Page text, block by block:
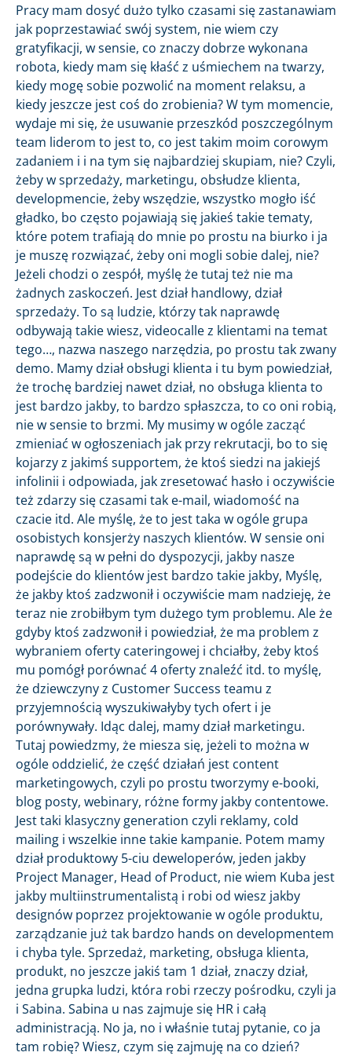
Pracy mam dosyć dużo tylko czasami się zastanawiam
jak poprzestawiać swój system, nie wiem czy
gratyfikacji, w sensie, co znaczy dobrze wykonana
robota, kiedy mam się kłaść z uśmiechem na twarzy,
kiedy mogę sobie pozwolić na moment relaksu, a
kiedy jeszcze jest coś do zrobienia? W tym momencie,
wydaje mi się, że usuwanie przeszkód poszczególnym
team liderom to jest to, co jest takim moim corowym
zadaniem i i na tym się najbardziej skupiam, nie? Czyli,
żeby w sprzedaży, marketingu, obsłudze klienta,
developmencie, żeby wszędzie, wszystko mogło iść
gładko, bo często pojawiają się jakieś takie tematy,
które potem trafiają do mnie po prostu na biurko i ja
je muszę rozwiązać, żeby oni mogli sobie dalej, nie?
Jeżeli chodzi o zespół, myślę że tutaj też nie ma
żadnych zaskoczeń. Jest dział handlowy, dział
sprzedaży. To są ludzie, którzy tak naprawdę
odbywają takie wiesz, videocalle z klientami na temat
tego…, nazwa naszego narzędzia, po prostu tak zwany
demo. Mamy dział obsługi klienta i tu bym powiedział,
że trochę bardziej nawet dział, no obsługa klienta to
jest bardzo jakby, to bardzo spłaszcza, to co oni robią,
nie w sensie to brzmi. My musimy w ogóle zacząć
zmieniać w ogłoszeniach jak przy rekrutacji, bo to się
kojarzy z jakimś supportem, że ktoś siedzi na jakiejś
infolinii i odpowiada, jak zresetować hasło i oczywiście
też zdarzy się czasami tak e-mail, wiadomość na
czacie itd. Ale myślę, że to jest taka w ogóle grupa
osobistych konsjerży naszych klientów. W sensie oni
naprawdę są w pełni do dyspozycji, jakby nasze
podejście do klientów jest bardzo takie jakby, Myślę,
że jakby ktoś zadzwonił i oczywiście mam nadzieję, że
teraz nie zrobiłbym tym dużego tym problemu. Ale że
gdyby ktoś zadzwonił i powiedział, że ma problem z
wybraniem oferty cateringowej i chciałby, żeby ktoś
mu pomógł porównać 4 oferty znaleźć itd. to myślę,
że dziewczyny z Customer Success teamu z
przyjemnością wyszukiwałyby tych ofert i je
porównywały. Idąc dalej, mamy dział marketingu.
Tutaj powiedzmy, że miesza się, jeżeli to można w
ogóle oddzielić, że część działań jest content
marketingowych, czyli po prostu tworzymy e-booki,
blog posty, webinary, różne formy jakby contentowe.
Jest taki klasyczny generation czyli reklamy, cold
mailing i wszelkie inne takie kampanie. Potem mamy
dział produktowy 5-ciu deweloperów, jeden jakby
Project Manager, Head of Product, nie wiem Kuba jest
jakby multiinstrumentalistą i robi od wiesz jakby
designów poprzez projektowanie w ogóle produktu,
zarządzanie już tak bardzo hands on developmentem
i chyba tyle. Sprzedaż, marketing, obsługa klienta,
produkt, no jeszcze jakiś tam 1 dział, znaczy dział,
jedna grupka ludzi, która robi rzeczy pośrodku, czyli ja
i Sabina. Sabina u nas zajmuje się HR i całą
administracją. No ja, no i właśnie tutaj pytanie, co ja
tam robię? Wiesz, czym się zajmuję na co dzień?